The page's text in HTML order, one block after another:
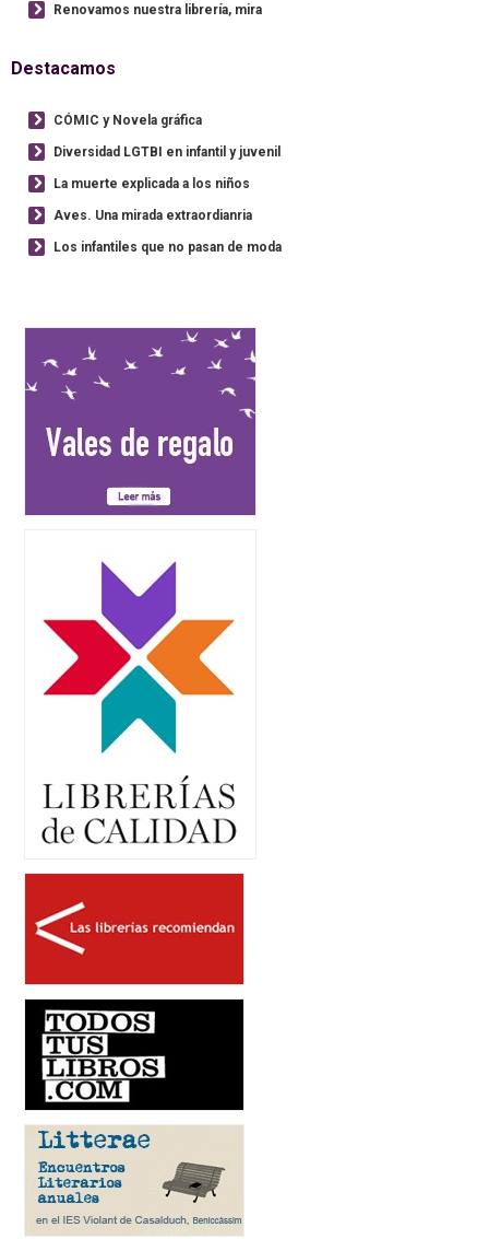
Renovamos nuestra librería, mira
Destacamos
CÓMIC y Novela gráfica
Diversidad LGTBI en infantil y juvenil
La muerte explicada a los niños
Aves. Una mirada extraordianria
Los infantiles que no pasan de moda